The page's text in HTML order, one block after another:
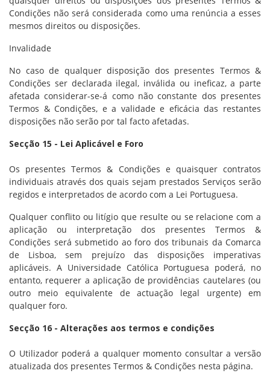
Condições não será considerada como uma renúncia a esses
mesmos direitos ou disposições.
Invalidade
No caso de qualquer disposição dos presentes Termos &
Condições ser declarada ilegal, inválida ou ineficaz, a parte
afetada considerar-se-á como não constante dos presentes
Termos & Condições, e a validade e eficácia das restantes
disposições não serão por tal facto afetadas.
Secção 15 - Lei Aplicável e Foro
Os presentes Termos & Condições e quaisquer contratos
individuais através dos quais sejam prestados Serviços serão
regidos e interpretados de acordo com a Lei Portuguesa.
Qualquer conflito ou litígio que resulte ou se relacione com a
aplicação ou interpretação dos presentes Termos &
Condições será submetido ao foro dos tribunais da Comarca
de Lisboa, sem prejuízo das disposições imperativas
aplicáveis. A Universidade Católica Portuguesa poderá, no
entanto, requerer a aplicação de providências cautelares (ou
outro meio equivalente de actuação legal urgente) em
qualquer foro.
Secção 16 - Alterações aos termos e condições
O Utilizador poderá a qualquer momento consultar a versão
atualizada dos presentes Termos & Condições nesta página.